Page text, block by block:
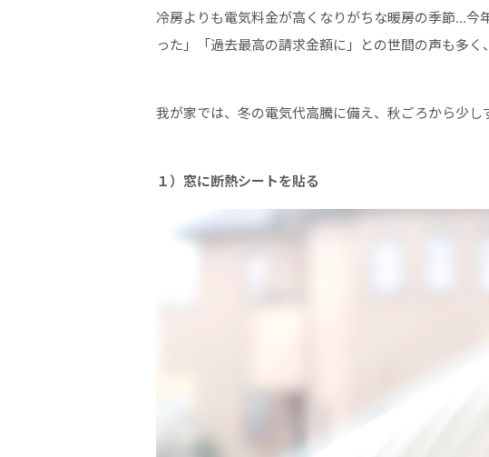
冷房よりも電気料金が高くなりがちな暖房の季節…今
った」「過去最高の請求金額に」との世間の声も多く
我が家では、冬の電気代高騰に備え、秋ごろから少し
１）窓に断熱シートを貼る